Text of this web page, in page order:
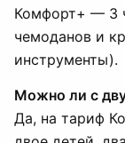
Комфорт+ — 3
чемоданов и
инструменты).
Можно ли с
Да, на тариф